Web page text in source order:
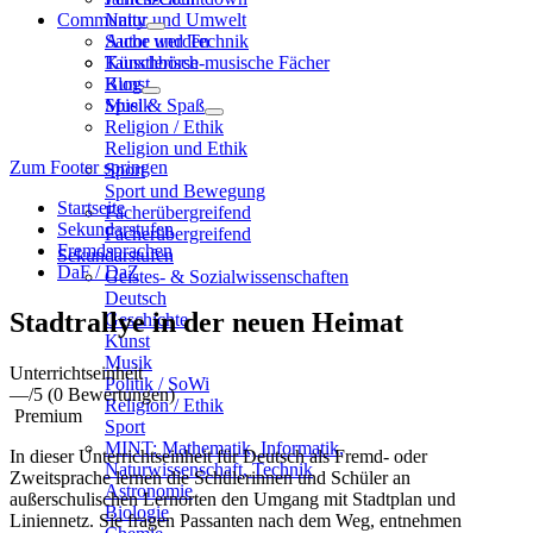
Natur und Umwelt
Sache und Technik
Künstlerisch-musische Fächer
Kunst
Musik
Religion / Ethik
Religion und Ethik
Sport
Sport und Bewegung
Fächerübergreifend
Fächerübergreifend
Sekundarstufen
Geistes- & Sozialwissenschaften
Deutsch
Geschichte
Kunst
Musik
Politik / SoWi
Religion / Ethik
Sport
MINT: Mathematik, Informatik,
Naturwissenschaft, Technik
Astronomie
Biologie
Community
Autor werden
Tauschbörse
Blog
Spiel & Spaß
Zum Footer springen
Startseite
Sekundarstufen
Fremdsprachen
DaF / DaZ
Stadtrallye in der neuen Heimat
Unterrichtseinheit
—/5 (0 Bewertungen)
Premium
In dieser Unterrichtseinheit für Deutsch als Fremd- oder
Zweitsprache lernen die Schülerinnen und Schüler an
außerschulischen Lernorten den Umgang mit Stadtplan und
Liniennetz. Sie fragen Passanten nach dem Weg, entnehmen